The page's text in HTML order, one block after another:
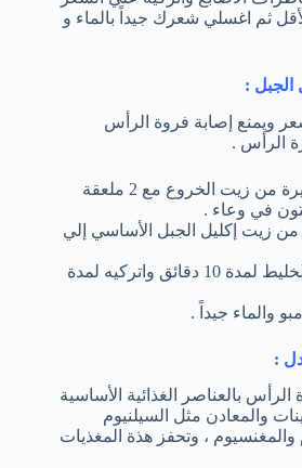
ثم اغسلي شعرك جيداً بالماء و
ويمنع إصابة فروة الرأس
الرأس .
اخلطي 2 ملعقة صغيرة من زيت الخروع مع 2 ملعقة
في وعاء .
زيت إكليل الجبل الأساسي إلي
دلكي فروة رأسك بالخليط لمدة 10 دقائق واتركيه لمدة
والماء جيداً .
بالعناصر الغذائية الأساسية
والمعادن مثل السيلنيوم
والمغنسيوم ، وتحفز هذة المغذيات